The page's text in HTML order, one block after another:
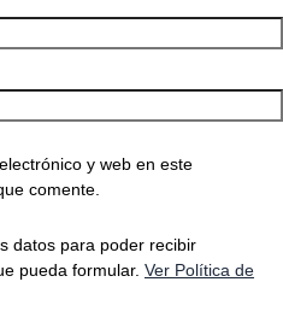
y web en este
comente.
datos para poder recibir
pueda formular. Ver Política de